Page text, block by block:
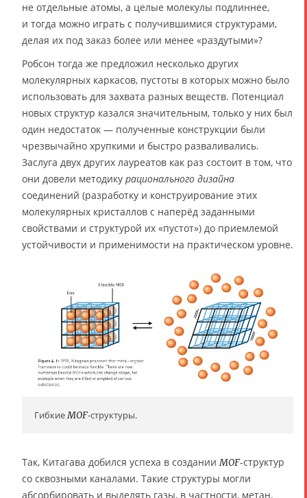
не отдельные атомы, а целые молекулы подлиннее,
и тогда можно играть с получившимися структурами,
делая их под заказ более или менее «раздутыми»?
Робсон тогда же предложил несколько других
молекулярных каркасов, пустоты в которых можно было
использовать для захвата разных веществ. Потенциал
новых структур казался значительным, только у них был
один недостаток — полученные конструкции были
чрезвычайно хрупкими и быстро разваливались.
Заслуга двух других лауреатов как раз состоит в том, что
они довели методику рационального дизайна
соединений (разработку и конструирование этих
молекулярных кристаллов с наперёд заданными
свойствами и структурой их «пустот») до приемлемой
устойчивости и применимости на практическом уровне.
ГибкиеMOF-структуры.
Так, Китагава добился успеха в созданииMOF-структур
со сквозными каналами. Такие структуры могли
абсорбировать и выделять газы, в частности, метан,